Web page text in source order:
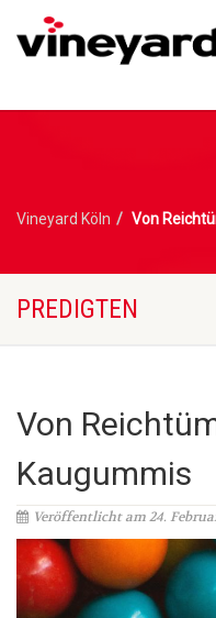
Vineyard Köln Von
PREDIGTEN
Von
Kaugummis
Veröffentlicht am 24.